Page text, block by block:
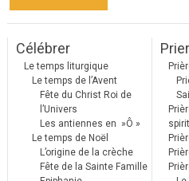
Célébrer
Le temps liturgique
Le temps de l’Avent
Fête du Christ Roi de
l’Univers
Les antiennes en »Ô »
Le temps de Noël
L’origine de la crèche
Fête de la Sainte Famille
Prier